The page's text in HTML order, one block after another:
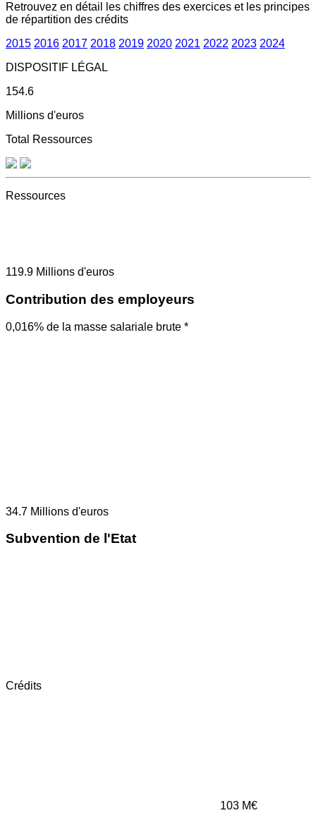
Retrouvez en détail les chiffres des exercices et les principes
de répartition des crédits
2015 2016 2017 2018 2019 2020 2021 2022 2023 2024
DISPOSITIF LÉGAL
154.6
Millions d'euros
Total Ressources
Ressources
119.9 Millions d'euros
Contribution des employeurs
0,016% de la masse salariale brute *
34.7 Millions d'euros
Subvention de l'Etat
Crédits
103 M€